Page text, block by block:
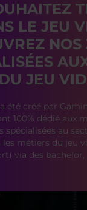
LE JEU
NOS
DU JEU
été créé par
100% dédié aux
spécialisées au
métiers du jeu
via des bachelor,